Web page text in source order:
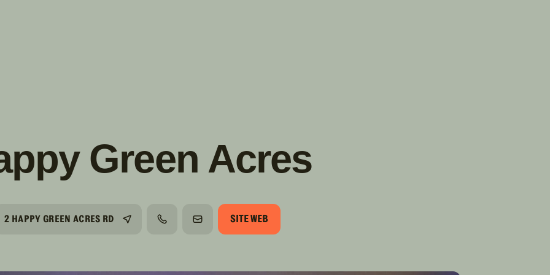
Green Acres
2 HAPPY GREEN ACRES RD TÉLÉPHONECOURRIELSITE WEB